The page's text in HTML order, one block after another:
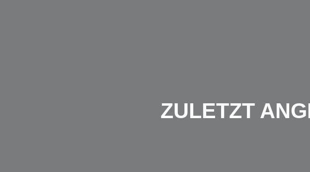
ZULETZT